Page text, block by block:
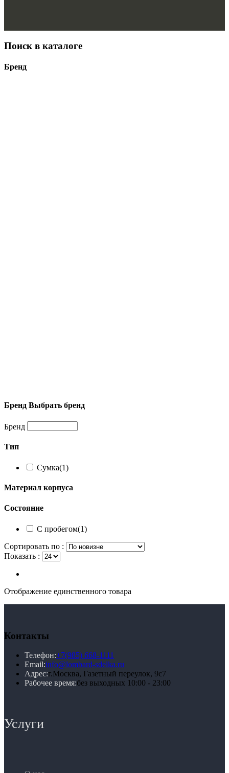
Поиск в каталоге
Бренд
Бренд Выбрать бренд
Бренд
Тип
Сумка(1)
Материал корпуса
Состояние
С пробегом(1)
Сортировать по :
Показать :
Отображение единственного товара
Контакты
Телефон:+7(985) 668-1111
Email:info@lombard-sdelka.ru
Адрес:г.Москва, Газетный переулок, 9с7
Рабочее время:без выходных 10:00 - 23:00
Услуги